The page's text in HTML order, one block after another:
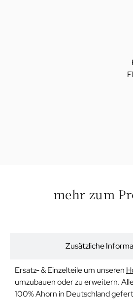
mehr zum
Zusätzliche
Ersatz- & Einzelteile um unseren
umzubauen oder zu erweitern.
100% Ahorn in Deutschland